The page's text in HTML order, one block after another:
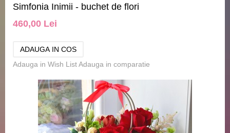
Simfonia Inimii - buchet de flori
460,00 Lei
Adauga in Wish ListAdauga in comparatie